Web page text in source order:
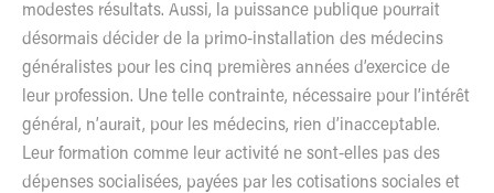
modestes résultats. Aussi, la puissance publique pourrait
désormais décider de la primo-installation des médecins
généralistes pour les cinq premières années d’exercice de
leur profession. Une telle contrainte, nécessaire pour l’intérêt
général, n’aurait, pour les médecins, rien d’inacceptable.
Leur formation comme leur activité ne sont-elles pas des
dépenses socialisées, payées par les cotisations sociales et